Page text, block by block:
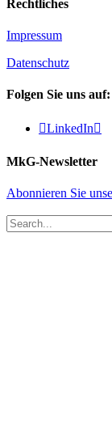
Rechtliches
Impressum
Datenschutz
Folgen Sie uns auf:
LinkedIn
MkG-Newsletter
Abonnieren Sie